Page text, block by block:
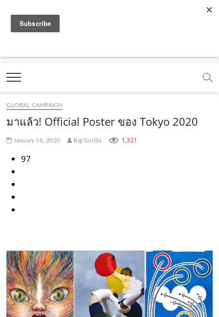
a
e
b
o
o
k
c
o
t
b
e
.
.
o
e
m
e
t
g
a
m
t
k
c
Marketing Oops!
DIGITAL | CREATIVE | ADVERTISING | CAMPAIGN |
GLOBAL CAMPAIGN
มาแล้ว! Official Poster ของ Tokyo 2020
January 10, 2020 Big Gorilla 1,321
97